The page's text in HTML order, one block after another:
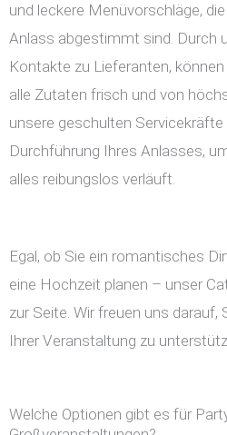
und leckere Menüvorschläge,
Anlass abgestimmt sind. Durch
Kontakte zu Lieferanten,
alle Zutaten frisch und von
unsere geschulten
Durchführung Ihres Anlasses,
alles reibungslos verläuft.
Egal, ob Sie ein romantisches
eine Hochzeit planen – unser
zur Seite. Wir freuen uns darauf,
Ihrer Veranstaltung zu
Welche Optionen gibt es für